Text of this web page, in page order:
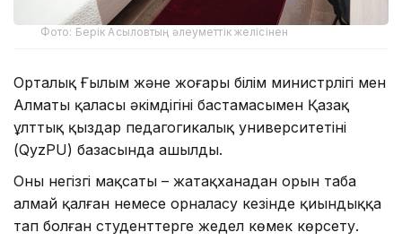
Фото: Берік Асыловтың әлеуметтік желісінен
Орталық Ғылым және жоғары білім министрлігі мен
Алматы қаласы әкімдігінің бастамасымен Қазақ
ұлттық қыздар педагогикалық университетінің
(QyzPU) базасында ашылды.
Оның негізгі мақсаты – жатақханадан орын таба
алмай қалған немесе орналасу кезінде қиындыққа
тап болған студенттерге жедел көмек көрсету.